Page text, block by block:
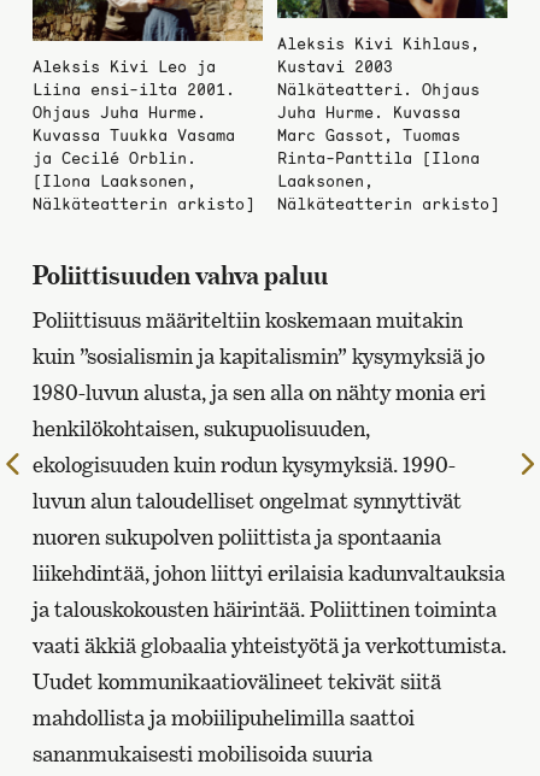
Aleksis Kivi Leo ja
Liina ensi-ilta 2001.
Ohjaus Juha Hurme.
Kuvassa Tuukka Vasama
ja Cecilé Orblin.
[Ilona Laaksonen,
Nälkäteatterin arkisto]
Aleksis Kivi Kihlaus,
Kustavi 2003
Nälkäteatteri. Ohjaus
Juha Hurme. Kuvassa
Marc Gassot, Tuomas
Rinta-Panttila [Ilona
Laaksonen,
Nälkäteatterin arkisto]
Poliittisuuden vahva paluu
Poliittisuus määriteltiin koskemaan muitakin
kuin ”sosialismin ja kapitalismin” kysymyksiä jo
1980-luvun alusta, ja sen alla on nähty monia eri
henkilökohtaisen, sukupuolisuuden,
ekologisuuden kuin rodun kysymyksiä. 1990-
luvun alun taloudelliset ongelmat synnyttivät
nuoren sukupolven poliittista ja spontaania
liikehdintää, johon liittyi erilaisia kadunvaltauksia
ja talouskokousten häirintää. Poliittinen toiminta
vaati äkkiä globaalia yhteistyötä ja verkottumista.
Uudet kommunikaatiovälineet tekivät siitä
mahdollista ja mobiilipuhelimilla saattoi
sananmukaisesti mobilisoida suuria
Edelliselle
sivulle